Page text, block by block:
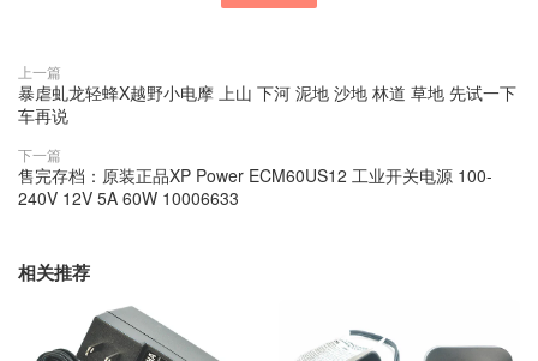
上一篇
暴虐虬龙轻蜂X越野小电摩 上山 下河 泥地 沙地 林道 草地 先试一下
车再说
下一篇
售完存档：原装正品XP Power ECM60US12 工业开关电源 100-
240V 12V 5A 60W 10006633
相关推荐